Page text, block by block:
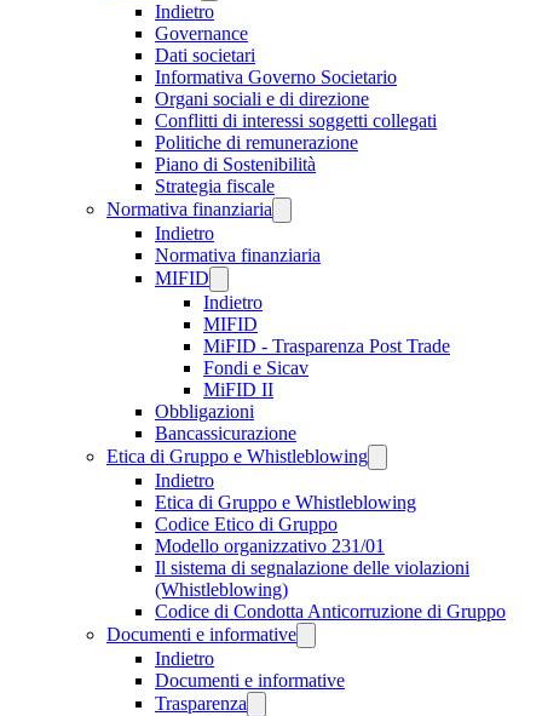
Indietro
Governance
Dati societari
Informativa Governo Societario
Organi sociali e di direzione
Conflitti di interessi soggetti collegati
Politiche di remunerazione
Piano di Sostenibilità
Strategia fiscale
Normativa finanziaria
Indietro
Normativa finanziaria
MIFID
Indietro
MIFID
MiFID - Trasparenza Post Trade
Fondi e Sicav
MiFID II
Obbligazioni
Bancassicurazione
Etica di Gruppo e Whistleblowing
Indietro
Etica di Gruppo e Whistleblowing
Codice Etico di Gruppo
Modello organizzativo 231/01
Il sistema di segnalazione delle violazioni
(Whistleblowing)
Codice di Condotta Anticorruzione di Gruppo
Documenti e informative
Indietro
Documenti e informative
Trasparenza